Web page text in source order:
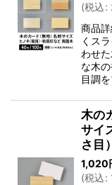
(税込:
商品
くス
わせ
な木
目調
木の
サイ
さ目）
1,020
(税込: